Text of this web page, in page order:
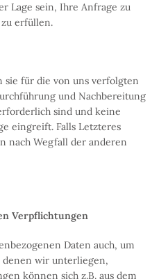
Lage sein, Ihre Anfrage zu
erfüllen.
sie für die von uns verfolgten
und Nachbereitung
sind und keine
eingreift. Falls Letzteres
nach Wegfall der anderen
Verpflichtungen
Daten auch, um
denen wir unterliegen,
können sich z.B. aus dem